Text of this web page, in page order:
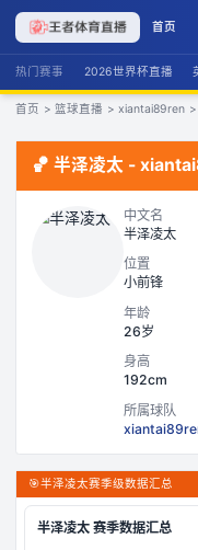
首页
热门赛事 2026世界杯直播
首页 > 篮球直播 > xiantai89ren >
🏀 半泽凌太 -
中文名
半泽凌太
位置
小前锋
年龄
26岁
身高
192cm
所属球队
🎯半泽凌太赛季级数据汇总
半泽凌太赛季数据汇总